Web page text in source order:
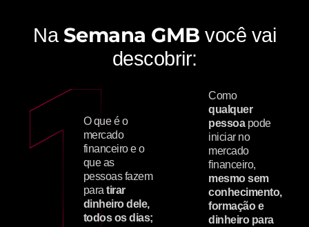
Na Semana GMB você vai
descobrir:
O que é o
mercado
financeiro e o
que as
pessoas fazem
paratirar
dinheiro dele,
todos os dias;
Como
qualquer
pessoapode
iniciar no
mercado
financeiro,
mesmo sem
conhecimento,
formação e
dinheiro para